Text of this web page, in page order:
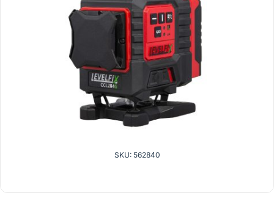
SKU: 562840